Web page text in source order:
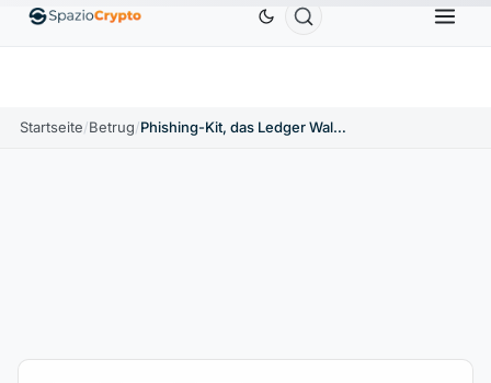
$↑1.90% TetherUSDT ↑0.00% BNBBNB USDC
Startseite/Betrug/ Phishing-Kit, das Ledger Wallet imitiert, im Dark Web entdeckt